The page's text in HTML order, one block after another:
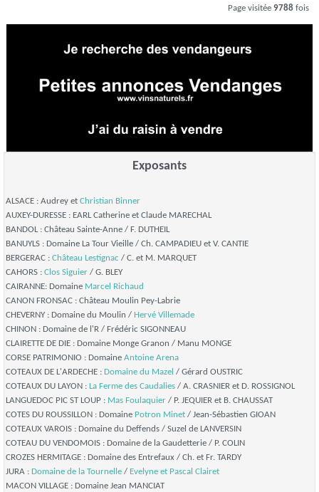
Page visitée 9788 fois
Exposants
ALSACE : Audrey et Christian Binner
AUXEY-DURESSE : EARL Catherine et Claude MARECHAL
BANDOL : Château Sainte-Anne / F. DUTHEIL
BANUYLS : Domaine La Tour Vieille / Ch. CAMPADIEU et V. CANTIE
BERGERAC : Château Lestignac / C. et M. MARQUET
CAHORS : Clos Siguier / G. BLEY
CAIRANNE: Domaine Marcel Richaud
CANON FRONSAC : Château Moulin Pey-Labrie
CHEVERNY : Domaine du Moulin / Hervé Villemade
CHINON : Domaine de l'R / Frédéric SIGONNEAU
CLAIRETTE DE DIE : Domaine Monge Granon / Manu MONGE
CORSE PATRIMONIO : Domaine Antoine Arena
COTEAUX DE L'ARDECHE : Domaine du Mazel / Gérard OUSTRIC
COTEAUX DU LAYON : La Ferme des Caudalies / A. CRASNIER et D. ROSSIGNOL
LANGUEDOC PIC ST LOUP : Mas Foulaquier / P. JEQUIER et B. CHAUSSAT
COTES DU ROUSSILLON : Domaine Potron Minet / Jean-Sébastien GIOAN
COTEAUX VAROIS : Domaine du Deffends / Suzel de LANVERSIN
COTEAU DU VENDOMOIS : Domaine de la Gaudetterie / P. COLIN
CROZES HERMITAGE : Domaine des Entrefaux / Ch. et Fr. TARDY
JURA : Domaine de la Tournelle / Evelyne et Pascal Clairet
MACON VILLAGE : Domaine Jean MANCIAT